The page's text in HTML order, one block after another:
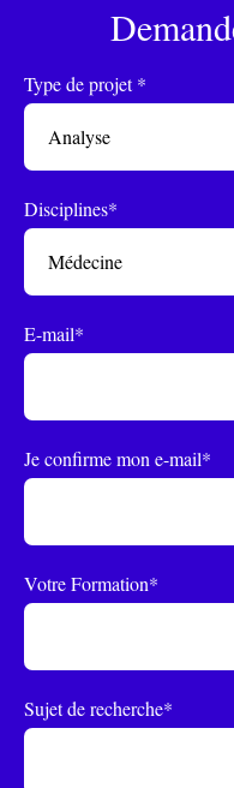
Type de projet *
Disciplines*
E-mail*
Je confirme mon e-mail*
Votre Formation*
Sujet de recherche*